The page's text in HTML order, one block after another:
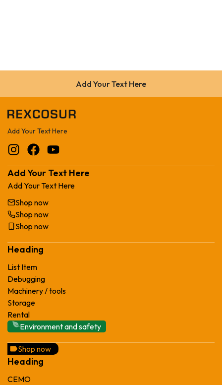
Add Your Text Here
Add Your Text Here
Add Your Text Here
Add Your Text Here
Shop now
Shop now
Shop now
Heading
List Item
Debugging
Machinery / tools
Storage
Rental
Environment and safety
Shop now
Heading
CEMO